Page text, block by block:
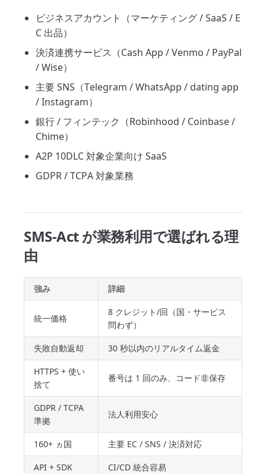
ビジネスアカウント（マーケティング / SaaS / E
C 出品）
決済連携サービス（Cash App / Venmo / PayPal
/ Wise）
主要 SNS（Telegram / WhatsApp / dating app
/ Instagram）
銀行 / フィンテック（Robinhood / Coinbase /
Chime）
A2P 10DLC 対象企業向け SaaS
GDPR / TCPA 対象業務
SMS-Act が業務利用で選ばれる理
由
強み 詳細
統一価格
8 クレジット/回（国・サービス
問わず）
失敗自動返却 30 秒以内のリアルタイム返金
HTTPS + 使い
捨て
番号は 1 回のみ、コード非保存
GDPR / TCPA
準拠
法人利用安心
160+ ヵ国 主要 EC / SNS / 決済対応
API + SDK CI/CD 統合容易